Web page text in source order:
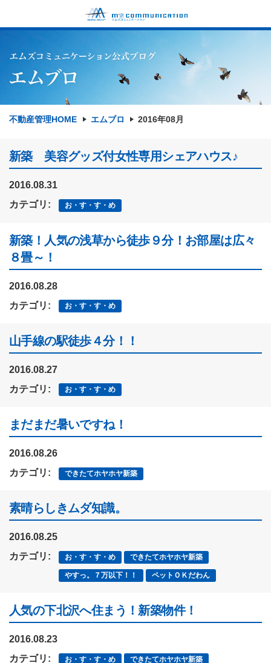
不動産管理HOME エムブロ 2016年08月
新築 美容グッズ付女性専用シェアハウス♪
2016.08.31
カテゴリ:
お・す・す・め
新築！人気の浅草から徒歩９分！お部屋は広々
８畳～！
2016.08.28
カテゴリ:
お・す・す・め
山手線の駅徒歩４分！！
2016.08.27
カテゴリ:
お・す・す・め
まだまだ暑いですね！
2016.08.26
カテゴリ:
できたてホヤホヤ新築
素晴らしきムダ知識。
2016.08.25
カテゴリ:
お・す・す・め できたてホヤホヤ新築
やすっ。７万以下！！ ペットＯＫだわん
人気の下北沢へ住まう！新築物件！
2016.08.23
カテゴリ:
お・す・す・め できたてホヤホヤ新築